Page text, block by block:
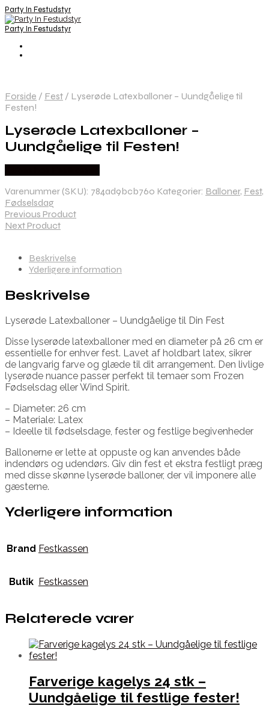
Party In Festudstyr
Party In Festudstyr
Forside / Fest / Lyserøde Latexballoner – Uundgåelige til
Festen!
Lyserøde Latexballoner –
Uundgåelige til Festen!
Varenummer (SKU): 784ad9bcb760 Kategorier: Balloner, Fest,
Fødselsdag
Previous Product
Next Product
Beskrivelse
Yderligere information
Beskrivelse
Lyserøde Latexballoner – Uundgåelige til Din Fest
Disse lyserøde latexballoner med en diameter på 26 cm er
essentielle for enhver fest. Lavet af holdbart latex, sikrer
de langvarig farve og glæde til dit arrangement. Den livlige
lyserøde nuance passer perfekt til temaer som Frozen
Fødselsdag eller Wind Spirit.
– Diameter: 26 cm
– Materiale: Latex
– Ideelle til fødselsdage, fester og festlige begivenheder
Ballonerne er lette at oppuste og kan anvendes både
indendørs og udendørs. Giv din fest et ekstra festligt præg
med disse skønne lyserøde balloner, der vil imponere alle
gæsterne.
Yderligere information
Brand Festkassen
Butik Festkassen
Relaterede varer
Farverige kagelys 24 stk –
Uundgåelige til festlige fester!